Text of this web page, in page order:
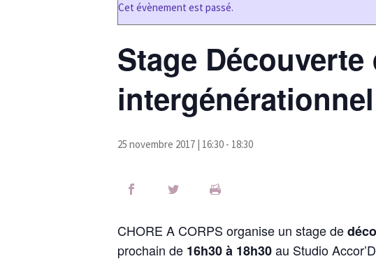
Cet évènement est passé.
Stage
intergénérationnel
25 novembre 2017 | 16:30 - 18:30
CHORE A CORPS organise un stage de
prochain de 16h30 à 18h30au Studio